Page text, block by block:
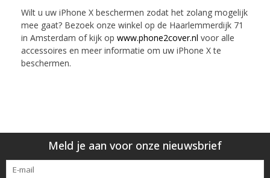
Wilt u uw iPhone X beschermen zodat het zolang mogelijk
mee gaat? Bezoek onze winkel op de Haarlemmerdijk 71
in Amsterdam of kijk op www.phone2cover.nl voor alle
accessoires en meer informatie om uw iPhone X te
beschermen.
Meld je aan voor onze nieuwsbrief